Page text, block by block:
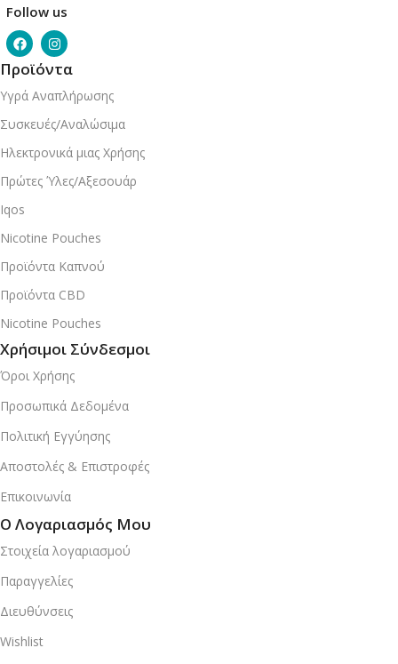
Follow us
Προϊόντα
Υγρά Αναπλήρωσης
Συσκευές/Αναλώσιμα
Ηλεκτρονικά μιας Χρήσης
Πρώτες Ύλες/Αξεσουάρ
Iqos
Nicotine Pouches
Προϊόντα Καπνού
Προϊόντα CBD
Nicotine Pouches
Χρήσιμοι Σύνδεσμοι
Όροι Χρήσης
Προσωπικά Δεδομένα
Πολιτική Εγγύησης
Αποστολές & Επιστροφές
Επικοινωνία
Ο Λογαριασμός Μου
Στοιχεία λογαριασμού
Παραγγελίες
Διευθύνσεις
Wishlist